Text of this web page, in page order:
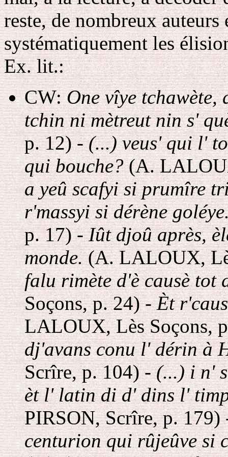
reste, de nombreux
systématiquement les
Ex. lit.:
CW:One vîye tchawète,
tchin ni mètreut nin s'
p. 12) -(...) veus' qui l'
qui bouche?(A.
a yeû scafyi si prumîre
r'massyi si dérène
p. 17) -Iût djoû après,
monde.(A. LALOUX,
falu rimète d'è causè tot
Soçons, p. 24) -Èt
LALOUX, Lès Soçons,
dj'avans conu l' dérin à
Scrîre, p. 104) -(...) i n'
èt l' latin di d' dins l'
PIRSON, Scrîre, p.
centurion qui rûjeûve si